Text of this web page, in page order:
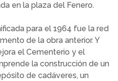
en la plaza del Fenero.
para el 1964 fue la red
de la obra anterior. Y
el Cementerio y el
la construcción de un
de cadáveres, un